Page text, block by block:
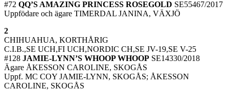
#72 QQ’S AMAZING PRINCESS ROSEGOLD SE55467/2017
Uppfödare och ägare TIMERDAL JANINA, VÄXJÖ
2
CHIHUAHUA, KORTHÅRIG
C.I.B.,SE UCH,FI UCH,NORDIC CH,SE JV-19,SE V-25
#128 JAMIE-LYNN’S WHOOP WHOOP SE14330/2018
Ägare ÅKESSON CAROLINE, SKOGÅS
Uppf. MC COY JAMIE-LYNN, SKOGÅS; ÅKESSON
CAROLINE, SKOGÅS